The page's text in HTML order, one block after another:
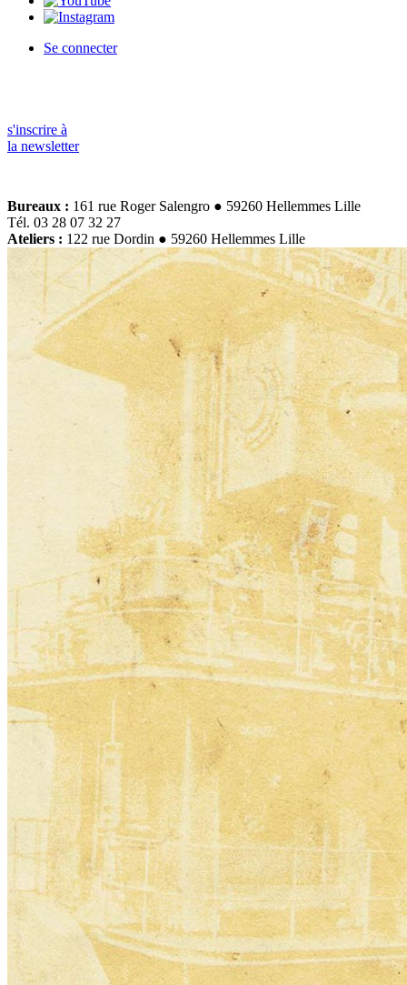
Se connecter
s'inscrire à
la newsletter
Bureaux : 161 rue Roger Salengro ● 59260 Hellemmes Lille
Tél. 03 28 07 32 27
Ateliers : 122 rue Dordin ● 59260 Hellemmes Lille